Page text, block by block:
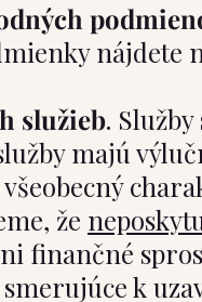
služieb.
majú
že
finančné
smerujúce k